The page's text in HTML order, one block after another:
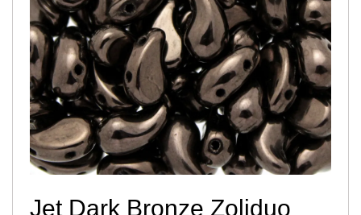
Jet Dark Bronze Zoliduo